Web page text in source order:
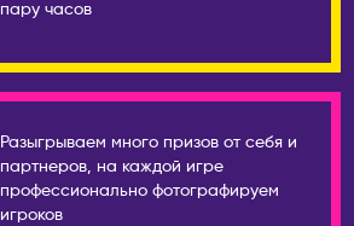
Ханчжоу
Шанхай
КЫРГЫЗСТАН
Бишкек
пару часов
Разыгрываем много призов от себя и
партнеров, на каждой игре
профессионально фотографируем
игроков